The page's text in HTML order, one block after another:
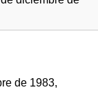
de 1983,